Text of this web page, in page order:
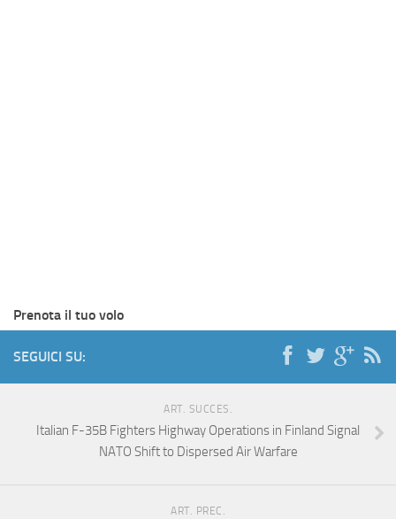
Prenota il tuo volo
SEGUICI SU:
ART. SUCCES.
Italian F-35B Fighters Highway Operations in Finland Signal
NATO Shift to Dispersed Air Warfare
ART. PREC.